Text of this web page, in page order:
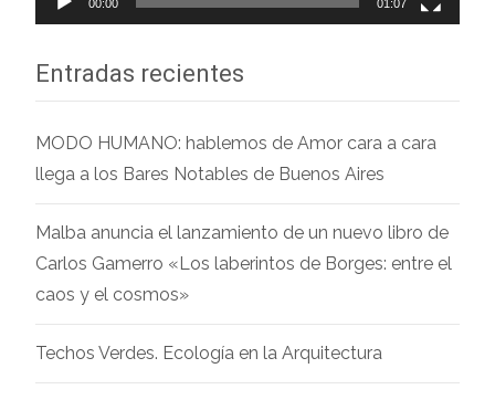
00:00 01:07
Entradas recientes
MODO HUMANO: hablemos de Amor cara a cara
llega a los Bares Notables de Buenos Aires
Malba anuncia el lanzamiento de un nuevo libro de
Carlos Gamerro «Los laberintos de Borges: entre el
caos y el cosmos»
Techos Verdes. Ecología en la Arquitectura